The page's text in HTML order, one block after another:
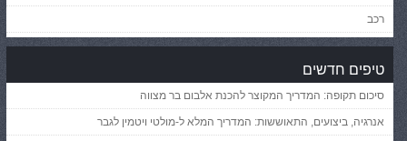
רכב
טיפים חדשים
סיכום תקופה: המדריך המקוצר להכנת אלבום בר מצווה
אנרגיה, ביצועים, התאוששות: המדריך המלא ל-מולטי ויטמין לגבר